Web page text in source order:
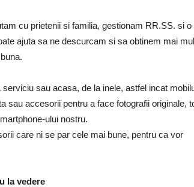
cu prietenii si familia, gestionam RR.SS. si o
ajuta sa ne descurcam si sa obtinem mai
sau acasa, de la inele, astfel incat
sau accesorii pentru a face fotografii originale,
ului nostru.
care ni se par cele mai bune, pentru ca vor
la vedere